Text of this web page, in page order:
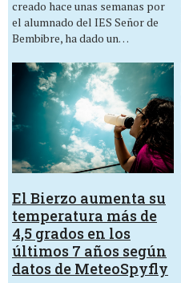
creado hace unas semanas por
el alumnado del IES Señor de
Bembibre, ha dado un…
El Bierzo aumenta su
temperatura más de
4,5 grados en los
últimos 7 años según
datos de MeteoSpyfly